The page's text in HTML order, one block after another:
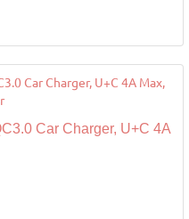
Car Charger, U+C 4A